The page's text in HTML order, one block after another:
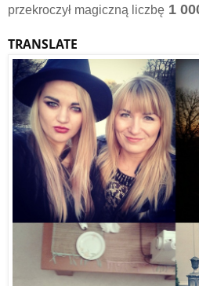
przekroczył magiczną liczbę 1
TRANSLATE